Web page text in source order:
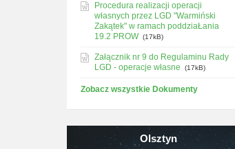
Procedura realizacji operacji
własnych przez LGD "Warmiński
Zakątek" w ramach poddziaŁania
19.2 PROW (17kB)
Załącznik nr 9 do Regulaminu Rady
LGD - operacje własne
(17kB)
Zobacz wszystkie Dokumenty
Olsztyn